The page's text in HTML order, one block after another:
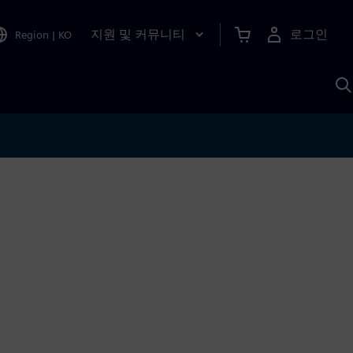
Region | KO 지원 및 커뮤니티 로그인